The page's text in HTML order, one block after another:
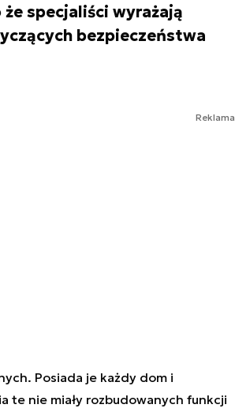
specjaliści wyrażają
bezpieczeństwa
Reklama
Posiada je każdy dom i
te nie miały rozbudowanych funkcji